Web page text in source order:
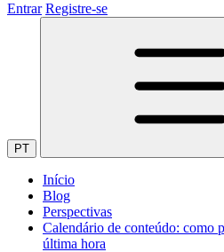
Entrar Registre-se
PT
Início
Blog
Perspectivas
Calendário de conteúdo: como
última hora